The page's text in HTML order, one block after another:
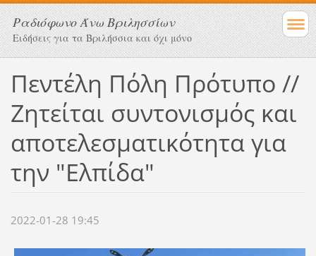
Ραδιόφωνο Άνω Βριλησσίων
Ειδήσεις για τα Βριλήσσια και όχι μόνο
Πεντέλη Πόλη Πρότυπο //
Ζητείται συντονισμός και
αποτελεσματικότητα για
την "Ελπίδα"
2022-01-28 19:45